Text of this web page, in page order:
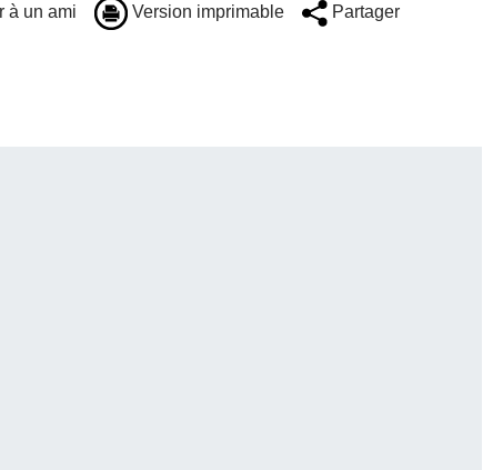
à un ami Version imprimable Partager